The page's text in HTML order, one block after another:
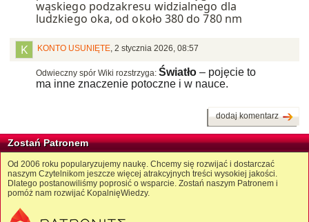
wąskiego podzakresu widzialnego dla
ludzkiego oka, od około 380 do 780 nm
KONTO USUNIĘTE, 2 stycznia 2026, 08:57
Odwieczny spór Wiki rozstrzyga: Światło – pojęcie to
ma inne znaczenie potoczne i w nauce.
dodaj komentarz
Zostań Patronem
Od 2006 roku popularyzujemy naukę. Chcemy się rozwijać i dostarczać
naszym Czytelnikom jeszcze więcej atrakcyjnych treści wysokiej jakości.
Dlatego postanowiliśmy poprosić o wsparcie. Zostań naszym Patronem i
pomóż nam rozwijać KopalnięWiedzy.